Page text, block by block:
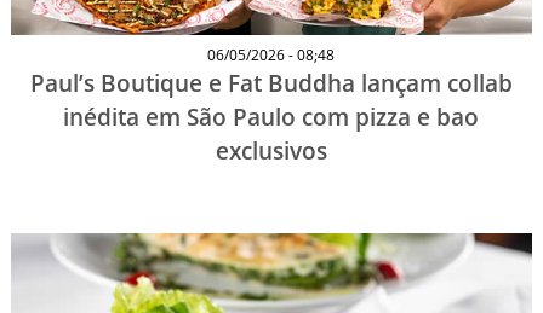
06/05/2026 - 08;48
Paul’s Boutique e Fat Buddha lançam collab
inédita em São Paulo com pizza e bao
exclusivos